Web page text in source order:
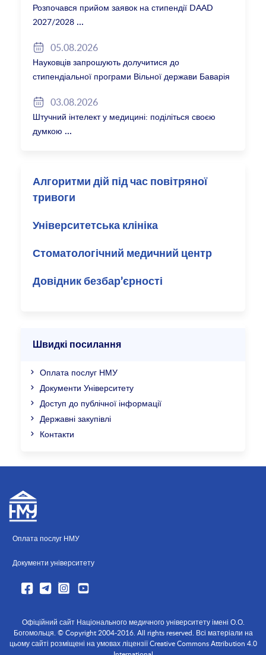
Розпочався прийом заявок на стипендії DAAD
2027/2028
05.08.2026
Науковців запрошують долучитися до
стипендіальної програми Вільної держави Баварія
03.08.2026
Штучний інтелект у медицині: поділіться своєю
думкою
Алгоритми дій під час повітряної
тривоги
Університетська клініка
Стоматологічний медичний центр
Довідник безбар’єрності
Швидкі посилання
Оплата послуг НМУ
Документи Університету
Доступ до публічної інформації
Державні закупівлі
Контакти
Оплата послуг НМУ
Документи університету
Офіційний сайт Національного медичного університету імені О.О.
Богомольця. © Copyright 2004-2016. All rights reserved. Всі матеріали на
цьому сайті розміщені на умовах ліцензії Creative Commons Attribution 4.0